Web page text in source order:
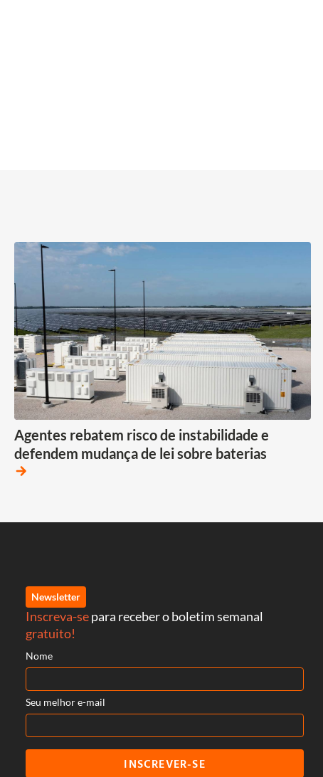
Agentes rebatem risco de instabilidade e
defendem mudança de lei sobre baterias
arrow_forward
Newsletter
Inscreva-separa receber o boletim semanal
gratuito!
Nome
Seu melhor e-mail
INSCREVER-SE